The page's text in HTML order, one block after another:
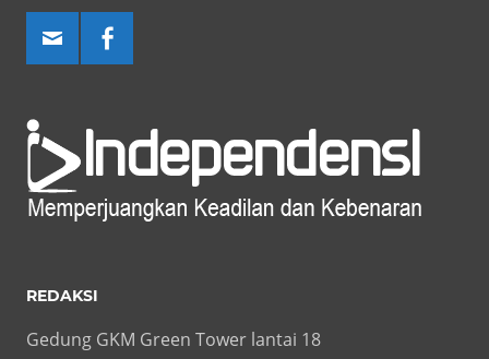
REDAKSI
Gedung GKM Green Tower lantai 18